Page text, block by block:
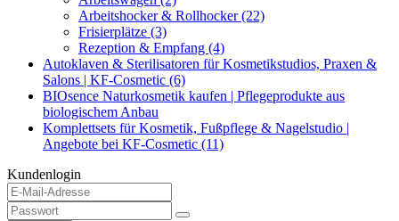
Arbeitshocker & Rollhocker (22)
Frisierplätze (3)
Rezeption & Empfang (4)
Autoklaven & Sterilisatoren für Kosmetikstudios, Praxen &
Salons | KF-Cosmetic (6)
BIOsence Naturkosmetik kaufen | Pflegeprodukte aus
biologischem Anbau
Komplettsets für Kosmetik, Fußpflege & Nagelstudio |
Angebote bei KF-Cosmetic (11)
Kundenlogin